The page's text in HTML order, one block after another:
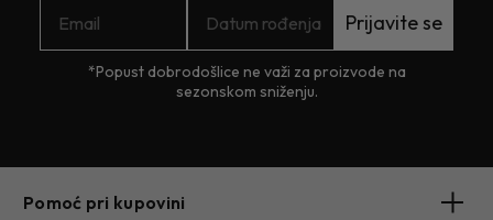
Prijavite se
*Popust dobrodošlice ne važi za proizvode na
sezonskom sniženju.
Pomoć pri kupovini